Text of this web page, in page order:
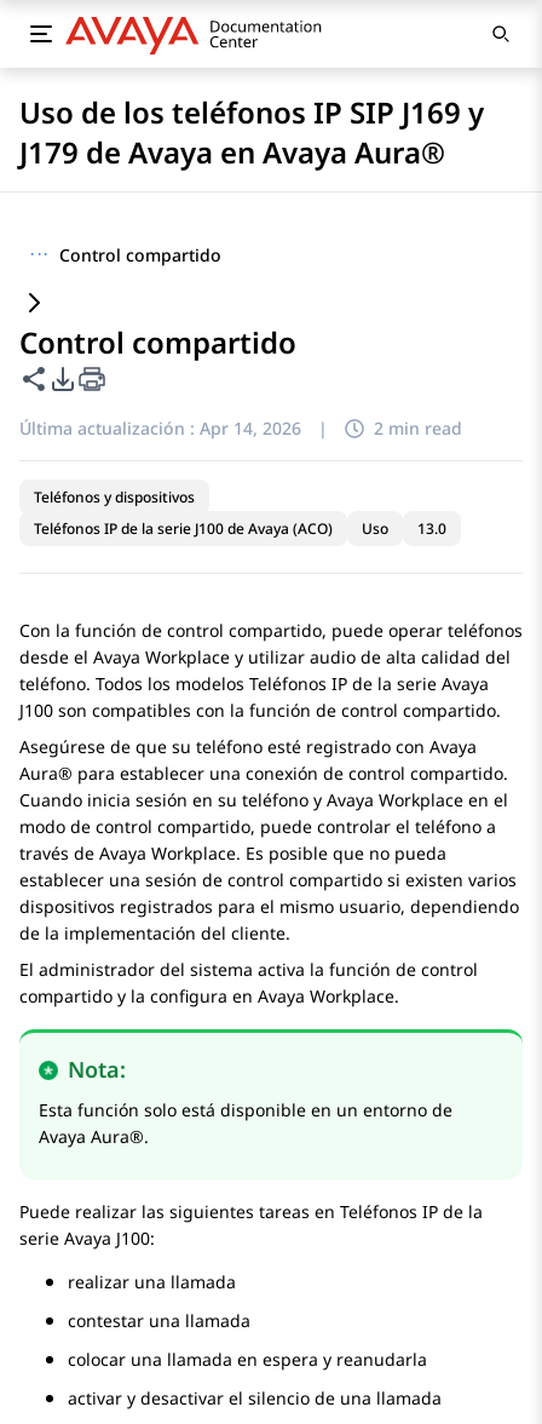
Uso de los teléfonos IP SIP J169 y
J179 de Avaya en Avaya Aura®
··· Control compartido
Control compartido
Compartir esta página
Opciones de exportación de PDF
Última actualización : Apr 14, 2026 | 2 min read
Teléfonos y dispositivos
Teléfonos IP de la serie J100 de Avaya (ACO)
Uso 13.0
Con la función de control compartido, puede operar teléfonos
desde el Avaya Workplace y utilizar audio de alta calidad del
teléfono. Todos los modelos Teléfonos IP de la serie Avaya
J100 son compatibles con la función de control compartido.
Asegúrese de que su teléfono esté registrado con Avaya
Aura® para establecer una conexión de control compartido.
Cuando inicia sesión en su teléfono y Avaya Workplace en el
modo de control compartido, puede controlar el teléfono a
través de Avaya Workplace. Es posible que no pueda
establecer una sesión de control compartido si existen varios
dispositivos registrados para el mismo usuario, dependiendo
de la implementación del cliente.
El administrador del sistema activa la función de control
compartido y la configura en Avaya Workplace.
Nota:
Esta función solo está disponible en un entorno de
Avaya Aura®.
Puede realizar las siguientes tareas en Teléfonos IP de la
serie Avaya J100:
realizar una llamada
contestar una llamada
colocar una llamada en espera y reanudarla
activar y desactivar el silencio de una llamada